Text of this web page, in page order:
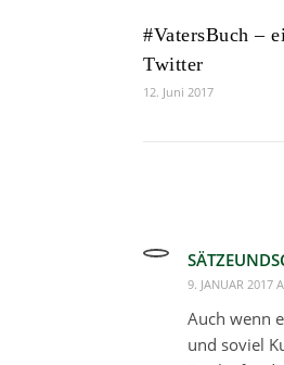
#VatersBuch –
Twitter
12. Juni 2017
9. JANUAR 2017
Auch wenn
und soviel